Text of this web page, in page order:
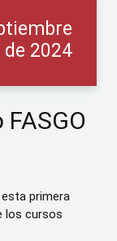
de 2024
primera
los cursos